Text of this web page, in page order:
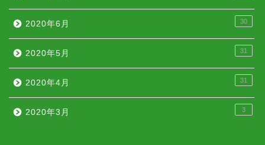
2020年6月 30
2020年5月 31
2020年4月 31
2020年3月 3